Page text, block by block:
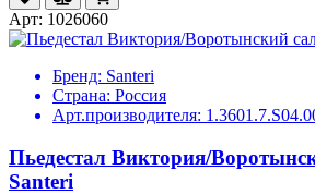
Арт: 1026060
Бренд: Santeri
Страна: Россия
Арт.производителя:
Пьедестал Виктория/
Santeri